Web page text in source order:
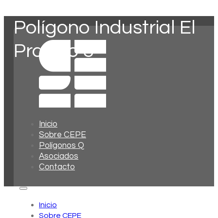
Inicio
Sobre CEPE
Polígonos Q
Asociados
Contacto
Inicio
Sobre CEPE
Polígono Industrial El
Pradillo 3